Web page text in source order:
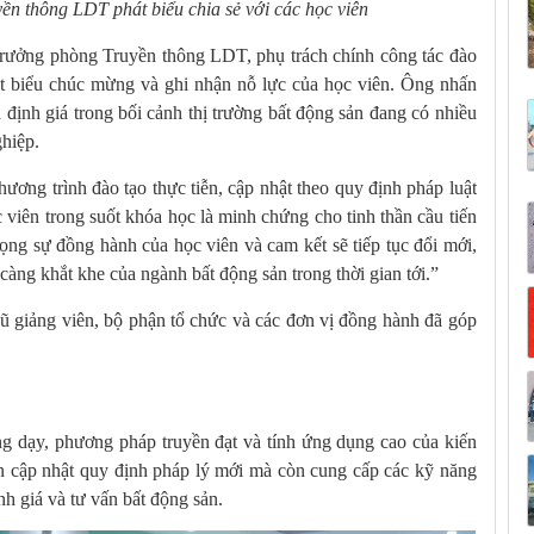
thông LDT phát biểu chia sẻ với các học viên
phòng Truyền thông LDT, phụ trách chính công tác đào
chúc mừng và ghi nhận nỗ lực của học viên. Ông nhấn
giá trong bối cảnh thị trường bất động sản đang có nhiều
trình đào tạo thực tiễn, cập nhật theo quy định pháp luật
trong suốt khóa học là minh chứng cho tinh thần cầu tiến
sự đồng hành của học viên và cam kết sẽ tiếp tục đổi mới,
khắt khe của ngành bất động sản trong thời gian tới.”
viên, bộ phận tổ chức và các đơn vị đồng hành đã góp
dạy, phương pháp truyền đạt và tính ứng dụng cao của kiến
nhật quy định pháp lý mới mà còn cung cấp các kỹ năng
giá và tư vấn bất động sản.